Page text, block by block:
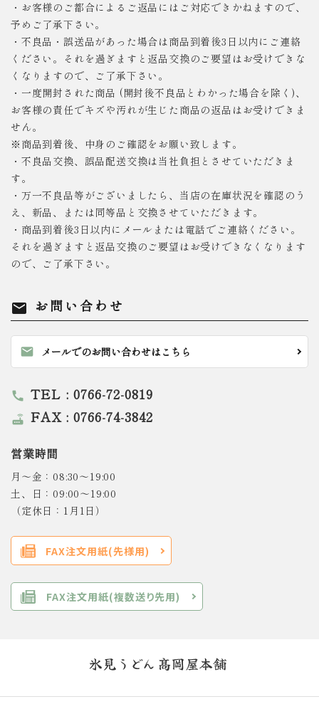
・お客様のご都合によるご返品にはご対応できかねますので、
予めご了承下さい。
・不良品・誤送品があった場合は商品到着後3日以内にご連絡
ください。それを過ぎますと返品交換のご要望はお受けできな
くなりますので、ご了承下さい。
・一度開封された商品 (開封後不良品とわかった場合を除く)、
お客様の責任でキズや汚れが生じた商品の返品はお受けできま
せん。
※商品到着後、中身のご確認をお願い致します。
・不良品交換、誤品配送交換は当社負担とさせていただきま
す。
・万一不良品等がございましたら、当店の在庫状況を確認のう
え、新品、または同等品と交換させていただきます。
・商品到着後3日以内にメールまたは電話でご連絡ください。
それを過ぎますと返品交換のご要望はお受けできなくなります
ので、ご了承下さい。
mail お問い合わせ
mail メールでのお問い合わせはこちら
call TEL : 0766-72-0819
router FAX : 0766-74-3842
営業時間
月～金：08:30～19:00
土、日：09:00～19:00
（定休日：1月1日）
FAX注文用紙(先様用)
FAX注文用紙(複数送り先用)